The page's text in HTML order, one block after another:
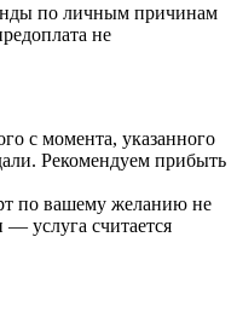
по личным причинам
не
с момента, указанного
Рекомендуем прибыть
по вашему желанию не
— услуга считается